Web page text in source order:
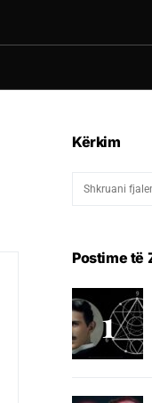
Kërkim
Postime të